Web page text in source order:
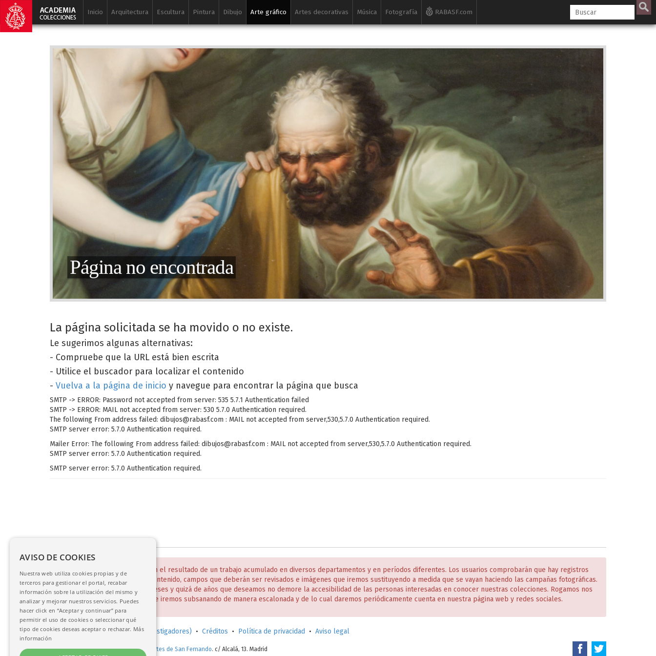
Inicio Arquitectura Escultura Pintura Dibujo Arte gráfico Artes decorativas Música Fotografía RABASF.com
Página no encontrada
La página solicitada se ha movido o no existe.
Le sugerimos algunas alternativas:
- Compruebe que la URL está bien escrita
- Utilice el buscador para localizar el contenido
- Vuelva a la página de inicio y navegue para encontrar la página que busca
SMTP -> ERROR: Password not accepted from server: 535 5.7.1 Authentication failed
SMTP -> ERROR: MAIL not accepted from server: 530 5.7.0 Authentication required.
The following From address failed: dibujos@rabasf.com : MAIL not accepted from server,530,5.7.0 Authentication required.
SMTP server error: 5.7.0 Authentication required.
Mailer Error: The following From address failed: dibujos@rabasf.com : MAIL not accepted from server,530,5.7.0 Authentication required.
SMTP server error: 5.7.0 Authentication required.
SMTP server error: 5.7.0 Authentication required.
NOTA:
Estas bases de datos son el resultado de un trabajo acumulado en diversos departamentos y en períodos diferentes. Los usuarios comprobarán que hay registros
incompletos y desiguales en contenido, campos que deberán ser revisados e imágenes que iremos sustituyendo a medida que se vayan haciendo las campañas fotográficas.
Todo ello será un trabajo de meses y quizá de años que deseamos no demore la accesibilidad de las personas interesadas en conocer nuestras colecciones. Rogamos nos
disculpen estas deficiencias que iremos subsanando de manera escalonada y de lo cual daremos periódicamente cuenta en nuestra página web y redes sociales.
Solicitud de consulta en sala (investigadores) • Créditos • Política de privacidad • Aviso legal
© 2017-2026.Real Academia de Bellas Artes de San Fernando. c/ Alcalá, 13. Madrid
AVISO DE COOKIES
Nuestra web utiliza cookies propias y de
terceros para gestionar el portal, recabar
información sobre la utilización del mismo y
analizar y mejorar nuestros servicios. Puedes
hacer click en “Aceptar y continuar” para
permitir el uso de cookies o seleccionar qué
tipo de cookies deseas aceptar o rechazar. Más
información